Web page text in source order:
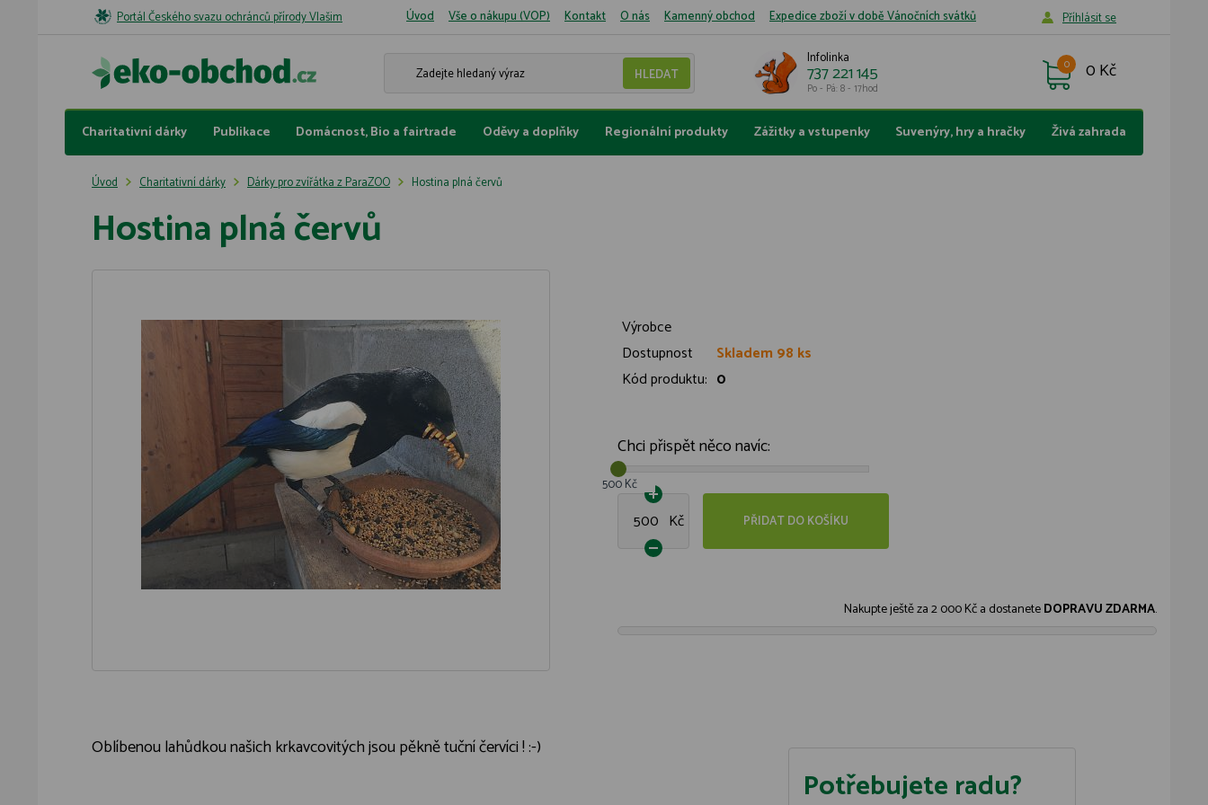
Portál Českého svazu ochránců přírody Vlašim Úvod Vše o nákupu (VOP) Kontakt O nás Kamenný obchod Expedice zboží v době Vánočních svátků Příhlásit se
Infolinka
737 221 145
Po - Pá: 8 - 17hod
0 Kč
0
Charitativní dárky Publikace Domácnost, Bio a fairtrade Oděvy a doplňky Regionální produkty Zážitky a vstupenky Suvenýry, hry a hračky Živá zahrada
Úvod Charitativní dárky Dárky pro zvířátka z ParaZOO Hostina plná červů
Hostina plná červů
Výrobce
Dostupnost
Skladem 98 ks
Kód produktu: 0
Chci přispět něco navíc:
500 Kč
Kč PŘIDAT DO KOŠÍKU
Nakupte ještě za2 000 Kča dostaneteDOPRAVU ZDARMA.
Oblíbenou lahůdkou našich krkavcovitých jsou pěkně tuční červíci ! :-)
Potřebujete radu?